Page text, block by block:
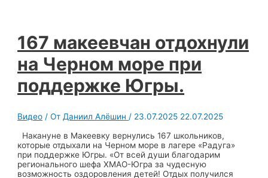
167 макеевчан отдохнули
на Черном море при
поддержке Югры.
Видео / От Даниил Алёшин / 23.07.2025 22.07.2025
Накануне в Макеевку вернулись 167 школьников,
которые отдыхали на Черном море в лагере «Радуга»
при поддержке Югры. «От всей души благодарим
регионального шефа ХМАО-Югра за чудесную
возможность оздоровления детей! Отдых получился